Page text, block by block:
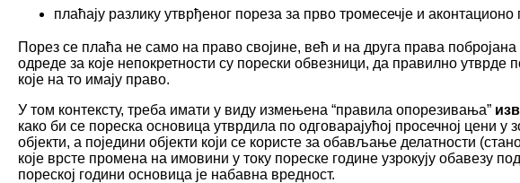
плаћају разлику утврђеног пореза за прво тромесечје и аконтационо
Порез се плаћа не само на право својине, већ и на друга права
одреде за које непокретности су порески обвезници, да правилно
које на то имају право.
У том контексту, треба имати у виду измењена “правила опорезивања”
како би се пореска основица утврдила по одговарајућој просечној цени
објекти, а поједини објекти који се користе за обављање делатности
које врсте промена на имовини у току пореске године узрокују обавезу
пореској години основица је набавна вредност.